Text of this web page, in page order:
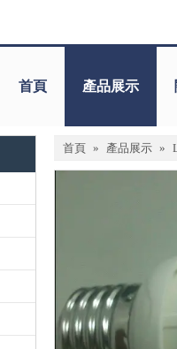
首頁 產品展示
首頁 » 產品展示 »